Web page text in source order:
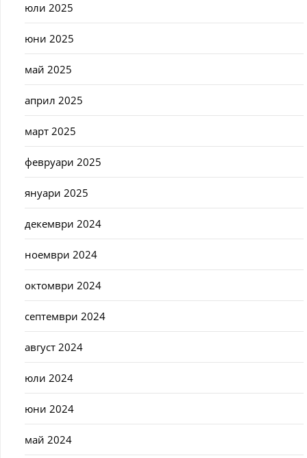
юли 2025
юни 2025
май 2025
април 2025
март 2025
февруари 2025
януари 2025
декември 2024
ноември 2024
октомври 2024
септември 2024
август 2024
юли 2024
юни 2024
май 2024